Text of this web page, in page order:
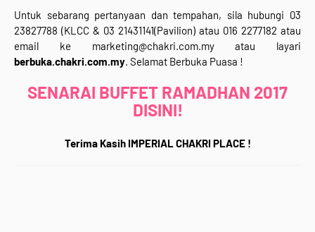
Untuk sebarang pertanyaan dan tempahan, sila hubungi 03
23827788 (KLCC & 03 21431141(Pavilion) atau 016 2277182 atau
email ke marketing@chakri.com.my atau layari
berbuka.chakri.com.my . Selamat Berbuka Puasa !
SENARAI BUFFET RAMADHAN 2017
DISINI!
Terima Kasih IMPERIAL CHAKRI PLACE !